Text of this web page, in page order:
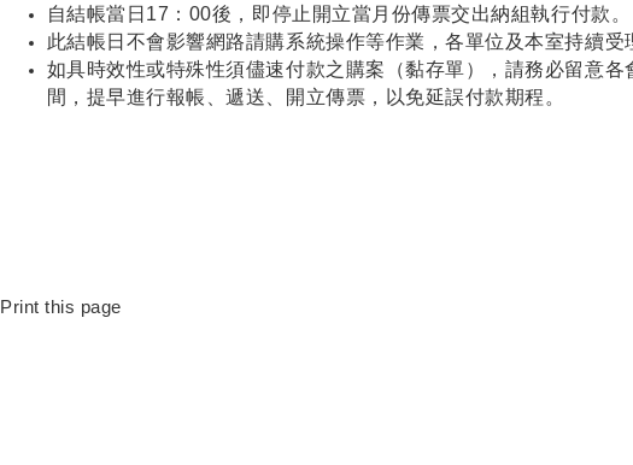
自結帳當日17：00後，即停止開立當月份傳票交出納組執行付款。
此結帳日不會影響網路請購系統操作等作業，各單位及本室持續受
如具時效性或特殊性須儘速付款之購案（黏存單），請務必留意
間，提早進行報帳、遞送、開立傳票，以免延誤付款期程。
Print this page